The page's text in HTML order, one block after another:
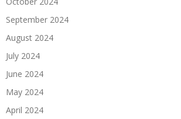
September 2024
August 2024
July 2024
June 2024
May 2024
April 2024